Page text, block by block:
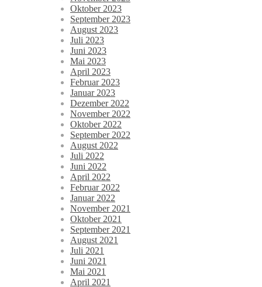
Oktober 2023
September 2023
August 2023
Juli 2023
Juni 2023
Mai 2023
April 2023
Februar 2023
Januar 2023
Dezember 2022
November 2022
Oktober 2022
September 2022
August 2022
Juli 2022
Juni 2022
April 2022
Februar 2022
Januar 2022
November 2021
Oktober 2021
September 2021
August 2021
Juli 2021
Juni 2021
Mai 2021
April 2021